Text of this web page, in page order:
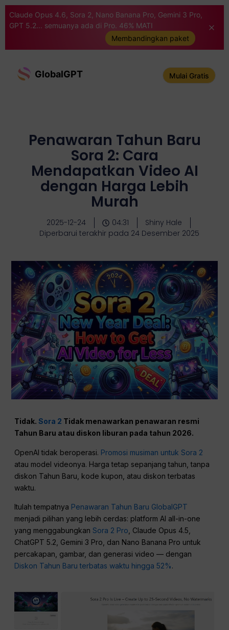
Claude Opus 4.6, Sora 2, Nano Banana Pro, Gemini 3 Pro,
GPT 5.2... semuanya ada di Pro. 46% MATI
Membandingkan paket
GlobalGPT Mulai Gratis
Penawaran Tahun Baru
Sora 2: Cara
Mendapatkan Video AI
dengan Harga Lebih
Murah
2025-12-24 04:31
Shiny Hale
Diperbarui terakhir pada 24 Desember 2025
Tidak.Sora 2 Tidak menawarkan penawaran resmi
Tahun Baru atau diskon liburan pada tahun 2026.
OpenAI tidak beroperasi. Promosi musiman untuk Sora 2
atau model videonya. Harga tetap sepanjang tahun, tanpa
diskon Tahun Baru, kode kupon, atau diskon terbatas
waktu.
Itulah tempatnya Penawaran Tahun Baru GlobalGPT
menjadi pilihan yang lebih cerdas: platform AI all-in-one
yang menggabungkanSora 2 Pro , Claude Opus 4.5,
ChatGPT 5.2, Gemini 3 Pro, dan Nano Banana Pro untuk
percakapan, gambar, dan generasi video — dengan
Diskon Tahun Baru terbatas waktu hingga 52%.